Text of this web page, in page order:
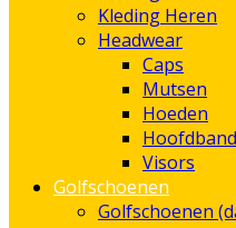
Kleding Heren
Headwear
Caps
Mutsen
Hoeden
Hoofdband
Visors
Golfschoenen
Golfschoenen